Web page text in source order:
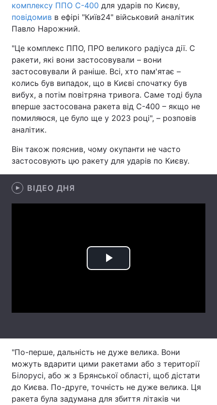
Україна Політика
Економіка
Спорт Наука
Техно і зв'язок Лайт
Зброя Інциденти
Здоров'я Туризм
Цікавинки
Регіони
Лонгріди
Відео з Youtube Статті
Вакансії
Тема оформлення
комплексу ППО С-400 для ударів по Києву,
повідомив в ефірі "Київ24" військовий аналітик
Павло Нарожний.
"Це комплекс ППО, ПРО великого радіуса дії. С
ракети, які вони застосовували – вони
застосовували й раніше. Всі, хто пам'ятає –
колись був випадок, що в Києві спочатку був
вибух, а потім повітряна тривога. Саме тоді була
вперше застосована ракета від С-400 – якщо не
помиляюся, це було ще у 2023 році", – розповів
аналітик.
Він також пояснив, чому окупанти не часто
застосовують цю ракету для ударів по Києву.
ВІДЕО ДНЯ
Play
"По-перше, дальність не дуже велика. Вони
можуть вдарити цими ракетами або з території
Білорусі, або ж з Брянської області, щоб дістати
до Києва. По-друге, точність не дуже велика. Ця
ракета була задумана для збиття літаків чи